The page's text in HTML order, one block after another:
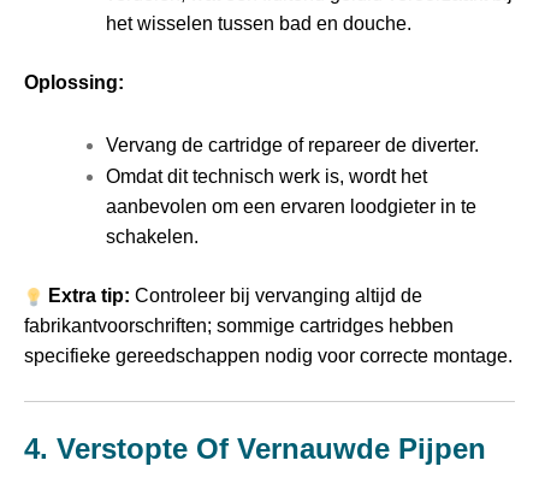
het wisselen tussen bad en douche.
Oplossing:
Vervang de cartridge of repareer de diverter.
Omdat dit technisch werk is, wordt het
aanbevolen om een ervaren loodgieter in te
schakelen.
Extra tip: Controleer bij vervanging altijd de
fabrikantvoorschriften; sommige cartridges hebben
specifieke gereedschappen nodig voor correcte montage.
4. Verstopte Of Vernauwde Pijpen